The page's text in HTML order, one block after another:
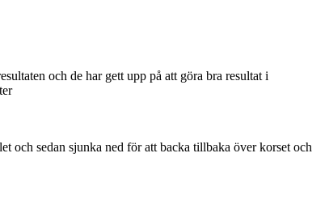
och de har gett upp på att göra bra resultat i
och sedan sjunka ned för att backa tillbaka över korset och